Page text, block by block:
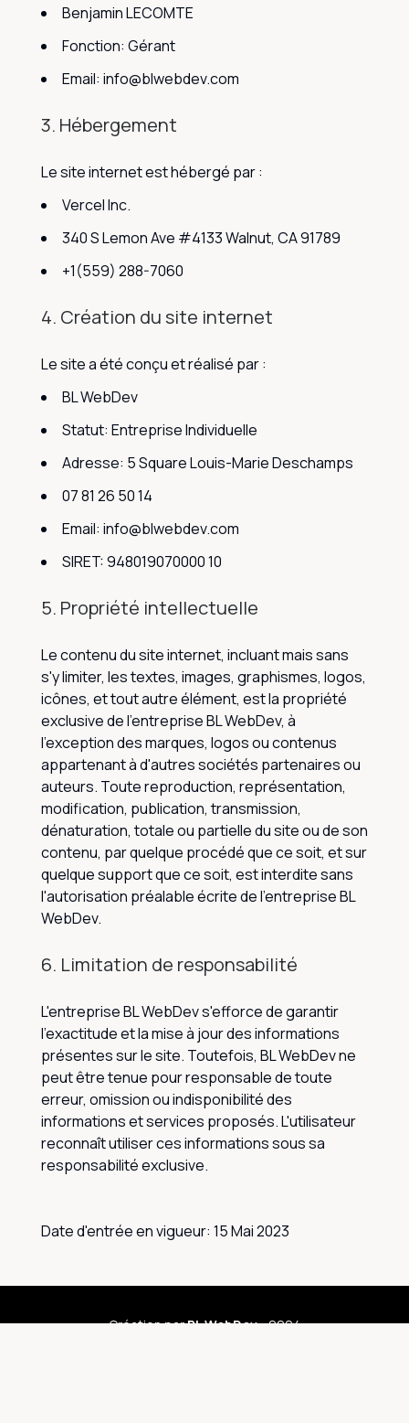
Benjamin LECOMTE
Fonction: Gérant
Email: info@blwebdev.com
3. Hébergement
Le site internet est hébergé par :
Vercel Inc.
340 S Lemon Ave #4133 Walnut, CA 91789
+1(559) 288-7060
4. Création du site internet
Le site a été conçu et réalisé par :
BL WebDev
Statut: Entreprise Individuelle
Adresse: 5 Square Louis-Marie Deschamps
07 81 26 50 14
Email: info@blwebdev.com
SIRET: 948019070000 10
5. Propriété intellectuelle
Le contenu du site internet, incluant mais sans
s'y limiter, les textes, images, graphismes, logos,
icônes, et tout autre élément, est la propriété
exclusive de l'entreprise BL WebDev, à
l'exception des marques, logos ou contenus
appartenant à d'autres sociétés partenaires ou
auteurs. Toute reproduction, représentation,
modification, publication, transmission,
dénaturation, totale ou partielle du site ou de son
contenu, par quelque procédé que ce soit, et sur
quelque support que ce soit, est interdite sans
l'autorisation préalable écrite de l'entreprise BL
WebDev.
6. Limitation de responsabilité
L'entreprise BL WebDev s'efforce de garantir
l'exactitude et la mise à jour des informations
présentes sur le site. Toutefois, BL WebDev ne
peut être tenue pour responsable de toute
erreur, omission ou indisponibilité des
informations et services proposés. L'utilisateur
reconnaît utiliser ces informations sous sa
responsabilité exclusive.
Date d'entrée en vigueur: 15 Mai 2023
Création parBL WebDev- 2024